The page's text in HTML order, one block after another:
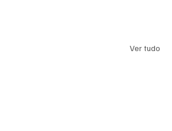
Ver tudo